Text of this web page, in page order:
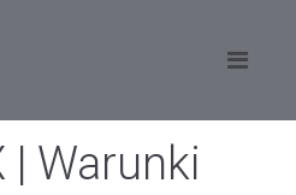
| Warunki